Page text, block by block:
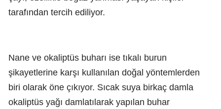
tarafından tercih ediliyor.
Nane ve okaliptüs buharı ise tıkalı burun
şikayetlerine karşı kullanılan doğal yöntemlerden
biri olarak öne çıkıyor. Sıcak suya birkaç damla
okaliptüs yağı damlatılarak yapılan buhar